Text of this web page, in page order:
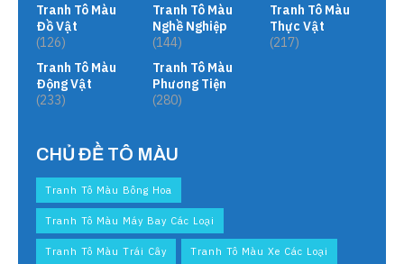
Tranh Tô Màu
Đồ Vật
(126)
Tranh Tô Màu
Động Vật
(233)
Tranh Tô Màu
Nghề Nghiệp
(144)
Tranh Tô Màu
Phương Tiện
(280)
Tranh Tô Màu
Thực Vật
(217)
CHỦ ĐỀ TÔ MÀU
Tranh Tô Màu Bông Hoa
Tranh Tô Màu Máy Bay Các Loại
Tranh Tô Màu Trái Cây Tranh Tô Màu Xe Các Loại